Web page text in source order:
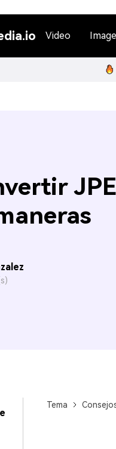
Video
Tema